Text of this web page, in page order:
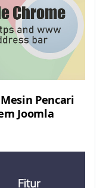
Pencari
Joomla